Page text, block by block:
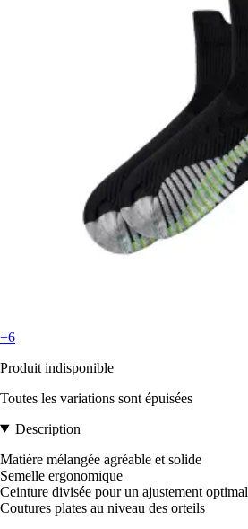
+6
Produit indisponible
Toutes les variations sont épuisées
Description
Matière mélangée agréable et solide
Semelle ergonomique
Ceinture divisée pour un ajustement optimal
Coutures plates au niveau des orteils